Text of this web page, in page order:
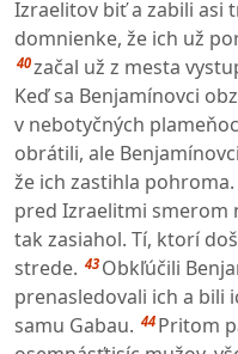
Izraelitov biť a zabili asi
domnienke, že ich už
40začal už z mesta
Keď sa Benjamínovci
v nebotyčných
obrátili, ale
že ich zastihla pohroma.
pred Izraelitmi smerom
tak zasiahol. Tí, ktorí
strede. 43 Obkľúčili
prenasledovali ich a bili
samu Gabau. 44 Pritom